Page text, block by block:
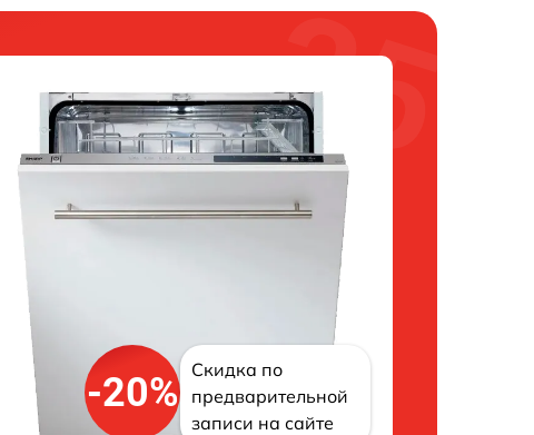
-20%
Скидка по
предварительной
записи на сайте